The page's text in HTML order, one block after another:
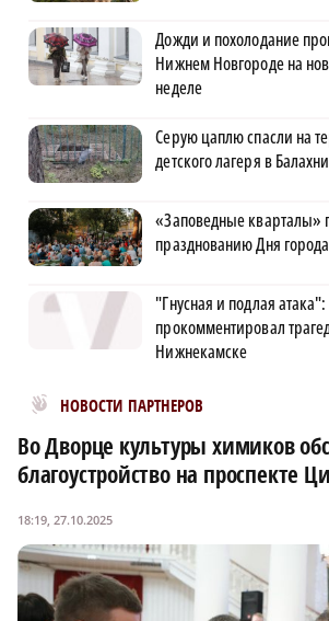
Дожди и похолодание
Нижнем Новгороде на
неделе
Серую цаплю спасли на
детского лагеря в
«Заповедные кварталы»
празднованию Дня города
"Гнусная и подлая
прокомментировал
Нижнекамске
НОВОСТИ ПАРТНЕРОВ
Новости МирТесен
Во Дворце культуры химиков
благоустройство на проспекте
18:19, 27.10.2025